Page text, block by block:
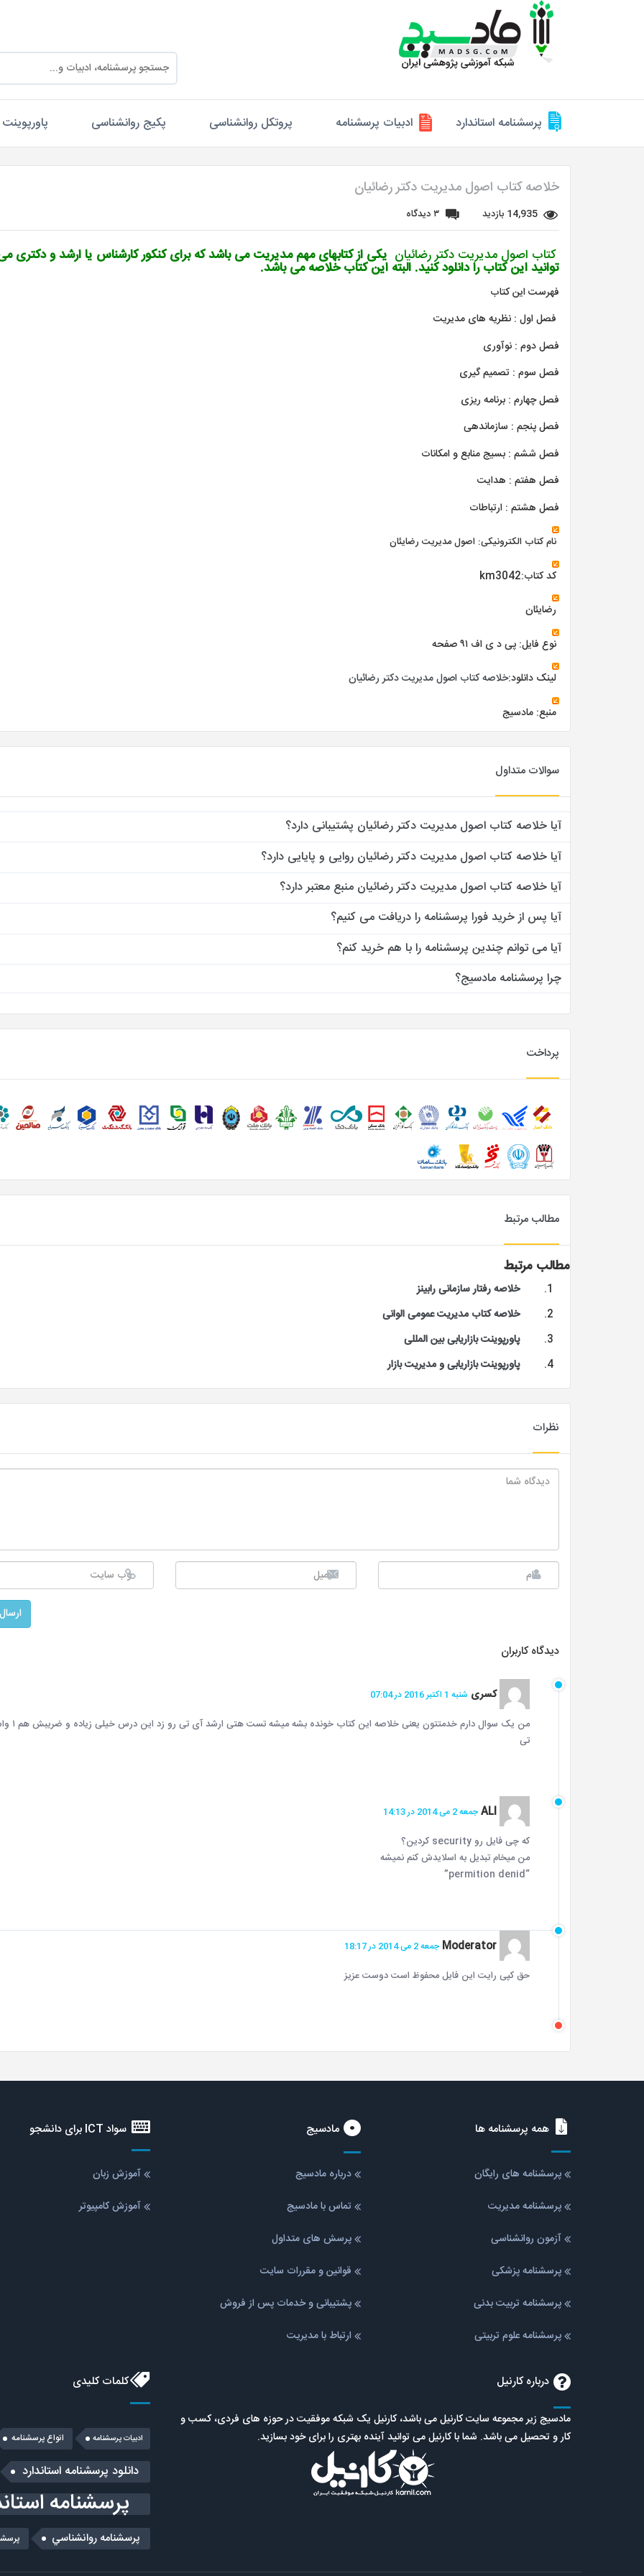
پرسشنامه استاندارد ادبیات پرسشنامه پروتکل روانشناسی پکیج روانشناسی پاورپوینت
خلاصه کتاب اصول مدیریت دکتر رضائیان
14,935 بازدید ۳ دیدگاه
کتاب اصول مدیریت دکتر رضائیان یکی از کتابهای مهم مدیریت می باشد که برای کنکور کارشناس یا ارشد و دکتری
توانید این کتاب را دانلود کنید. البته این کتاب خلاصه می باشد.
فهرست این کتاب
فصل اول : نظریه های مدیریت
فصل دوم : نوآوری
فصل سوم : تصمیم گیری
فصل چهارم : برنامه ریزی
فصل پنجم : سازماندهی
فصل ششم : بسیج منابع و امکانات
فصل هفتم : هدایت
فصل هشتم : ارتباطات
نام کتاب الکترونیکی: اصول مدیریت رضایئان
کد کتاب:km3042
رضایئان
نوع فایل: پی د ی اف ۹۱ صفحه
لینک دانلود:خلاصه کتاب اصول مدیریت دکتر رضائیان
منبع: مادسیج
سوالات متداول
آیا خلاصه کتاب اصول مدیریت دکتر رضائیان پشتیبانی دارد؟
آیا خلاصه کتاب اصول مدیریت دکتر رضائیان روایی و پایایی دارد؟
آیا خلاصه کتاب اصول مدیریت دکتر رضائیان منبع معتبر دارد؟
آیا پس از خرید فورا پرسشنامه را دریافت می کنیم؟
آیا می توانم چندین پرسشنامه را با هم خرید کنم؟
چرا پرسشنامه مادسیج؟
پرداخت
مطالب مرتبط
مطالب مرتبط
خلاصه رفتار سازمانی رابینز
خلاصه کتاب مدیریت عمومی الوانی
پاورپوینت بازاریابی بین المللی
پاورپوینت بازاریابی و مدیریت بازار
نظرات
دیدگاه کاربران
کسری شنبه 1 اکتبر 2016 در 07:04
من یک سوال دارم خدمتتون
تی
ALI جمعه 2 می 2014 در 14:13
که چی فایل رو security کردین؟
من میخام تبدیل به اسلایدش کنم نمیشه
“permition denid”
Moderator جمعه 2 می 2014 در 18:17
حق کپی رایت این فایل محفوظ است دوست عزیز
همه پرسشنامه ها
پرسشنامه های رایگان
پرسشنامه مدیریت
آزمون روانشناسی
پرسشنامه پزشکی
پرسشنامه تربیت بدنی
پرسشنامه علوم تربیتی
مادسیج
درباره مادسیج
تماس با مادسیج
پرسش های متداول
قوانین و مقررات سایت
پشتیبانی و خدمات پس از فروش
ارتباط با مدیریت
سواد ICT برای دانشجو
آموزش زبان
آموزش کامپیوتر
درباره کارنیل
مادسیج زیر مجموعه سایت کارنیل می باشد، کارنیل یک شبکه موفقیت در حوزه های فردی، کسب و
کار و تحصیل می باشد. شما با کارنیل می توانید آینده بهتری را برای خود بسازید.
کلمات کلیدی
ادبیات پرسشنامه انواع پرسشنامه
دانلود پرسشنامه استاندارد
پرسشنامه
پرسشنامه روانشناسي